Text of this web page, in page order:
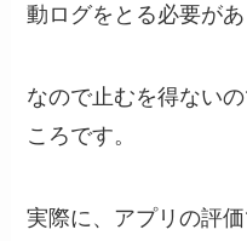
動ログをとる必要があ
なので止むを得ない
ころです。
実際に、アプリの評